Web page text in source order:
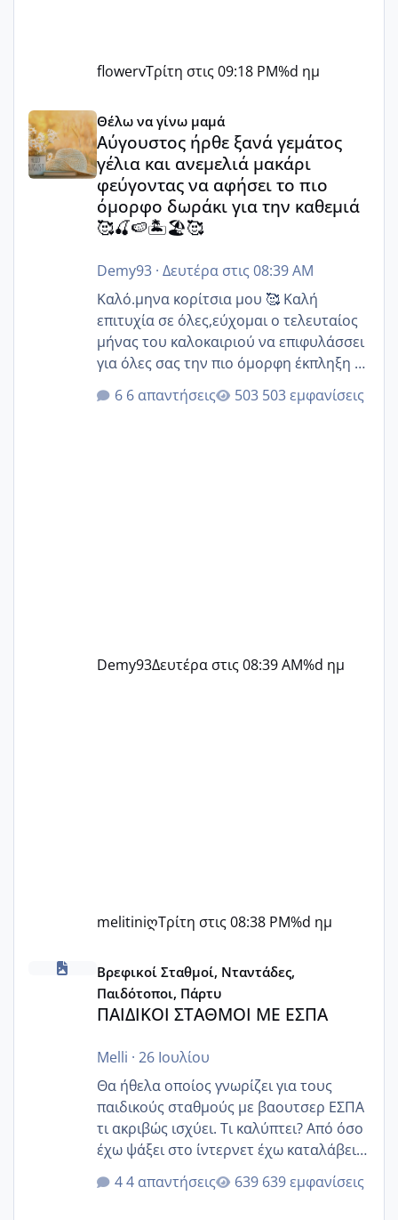
flowervΤρίτη στις 09:18 PM%d ημ
Αύγουστος ήρθε ξανά γεμάτος γέλια και ανεμελιά
Θέλω να γίνω μαμά
Αύγουστος ήρθε ξανά γεμάτος
γέλια και ανεμελιά μακάρι
φεύγοντας να αφήσει το πιο
όμορφο δωράκι για την καθεμιά
🥰🍒🍉🏝️🏖️🥰
Demy93· Δευτέρα στις 08:39 AM
Καλό.μηνα κορίτσια μου 🥰 Καλή
επιτυχία σε όλες,εύχομαι ο τελευταίος
μήνας του καλοκαιριού να επιφυλάσσει
για όλες σας την πιο όμορφη έκπληξη 🧿
@Elk @Melikara86 @Παρασκευαιδου
@Zenia z @melitiniღ @Christi.D.
6 απαντήσεις 503 εμφανίσεις
Demy93Δευτέρα στις 08:39 AM%d ημ
melitiniღΤρίτη στις 08:38 PM%d ημ
ΠΑΙΔΙΚΟΙ ΣΤΑΘΜΟΙ ΜΕ ΕΣΠΑ
Βρεφικοί Σταθμοί, Νταντάδες,
Παιδότοποι, Πάρτυ
ΠΑΙΔΙΚΟΙ ΣΤΑΘΜΟΙ ΜΕ ΕΣΠΑ
Melli · 26 Ιουλίου
Θα ήθελα οποίος γνωρίζει για τους
παιδικούς σταθμούς με βαουτσερ ΕΣΠΑ
τι ακριβώς ισχύει. Τι καλύπτει? Από όσο
έχω ψάξει στο ίντερνετ έχω καταλάβει
ότι το βαουτσερ καλύπτει όλα τα
δίδακτρα και τα τροφεια του ιδιωτικού
4 απαντήσεις 639 εμφανίσεις